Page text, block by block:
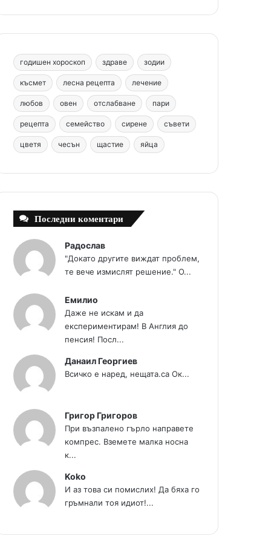
o
o
k
r
e
s
t
b
e
g
r
a
m
m
годишен хороскоп здраве зодии
късмет лесна рецепта лечение
любов овен отслабване пари
рецепта семейство сирене съвети
цветя чесън щастие яйца
Последни коментари
Радослав
"Докато другите виждат проблем,
те вече измислят решение." О...
Емилио
Даже не искам и да
експериментирам! В Англия до
пенсия! Посл...
Данаил Георгиев
Всичко е наред, нещата.са Ок...
Григор Григоров
При възпалено гърло направете
компрес. Вземете малка носна
к...
Koko
И аз това си помислих! Да бяха го
гръмнали тоя идиот!...